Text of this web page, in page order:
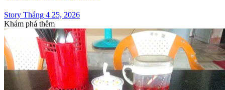
Story Tháng 4 25, 2026
Khám phá thêm